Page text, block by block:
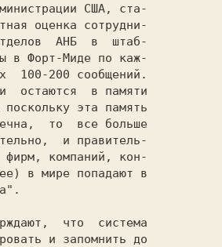
США, ста-
оценка сотрудни-
АНБ  в  штаб-
в Форт-Mидe по каж-
100-200 сообщений.
остаются  в памяти
эта память
то  все больше
и правитель-
фирм, компаний, кон-
в мире попадают в
"Эшeлoнa".
и запомнить до